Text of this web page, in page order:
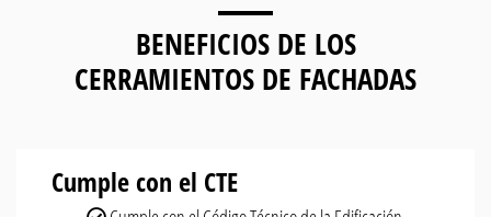
BENEFICIOS DE LOS
CERRAMIENTOS DE FACHADAS
Cumple con el CTE